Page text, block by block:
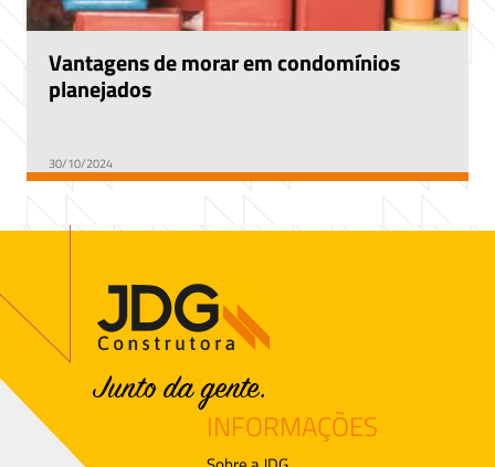
Vantagens de morar em condomínios
planejados
30/10/2024
INFORMAÇÕES